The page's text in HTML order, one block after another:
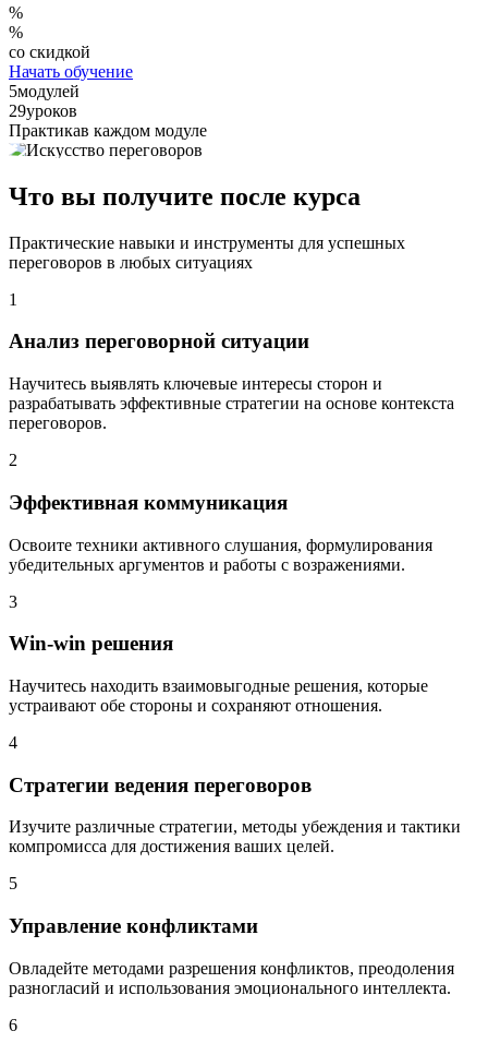
%
%
со скидкой
Начать обучение
5модулей
29уроков
Практикав каждом модуле
Что вы получите после курса
Практические навыки и инструменты для успешных
переговоров в любых ситуациях
1
Анализ переговорной ситуации
Научитесь выявлять ключевые интересы сторон и
разрабатывать эффективные стратегии на основе контекста
переговоров.
2
Эффективная коммуникация
Освоите техники активного слушания, формулирования
убедительных аргументов и работы с возражениями.
3
Win-win решения
Научитесь находить взаимовыгодные решения, которые
устраивают обе стороны и сохраняют отношения.
4
Стратегии ведения переговоров
Изучите различные стратегии, методы убеждения и тактики
компромисса для достижения ваших целей.
5
Управление конфликтами
Овладейте методами разрешения конфликтов, преодоления
разногласий и использования эмоционального интеллекта.
6